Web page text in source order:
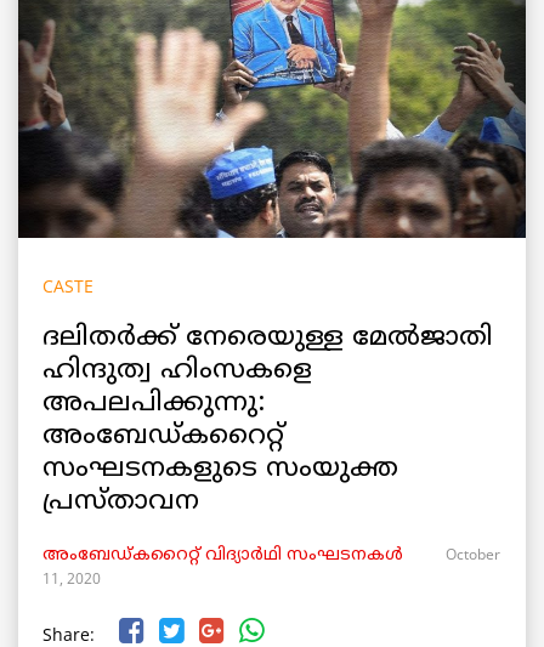
CASTE
ദലിതർക്ക് നേരെയുള്ള മേൽജാതി
ഹിന്ദുത്വ ഹിംസകളെ
അപലപിക്കുന്നു:
അംബേഡ്കറൈറ്റ്
സംഘടനകളുടെ സംയുക്ത
പ്രസ്താവന
അംബേഡ്കറൈറ്റ് വിദ്യാർഥി സംഘടനകൾ
October
11, 2020
Share: